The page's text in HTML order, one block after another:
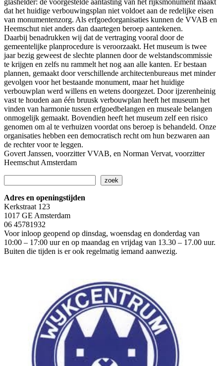
dat het huidige verbouwingsplan niet voldoet aan de redelijke eisen
van monumentenzorg. Als erfgoedorganisaties kunnen de VVAB en
Heemschut niet anders dan daartegen beroep aantekenen.
Daarbij benadrukken wij dat de vertraging vooral door de
gemeentelijke planprocedure is veroorzaakt. Het museum is twee
jaar bezig geweest de slechte plannen door de welstandscommissie
te krijgen en zelfs nu rammelt het nog aan alle kanten. Er bestaan
plannen, gemaakt door verschillende architectenbureaus met minder
gevolgen voor het bestaande monument, maar het huidige
verbouwplan werd willens en wetens doorgezet. Door ijzerenheinig
vast te houden aan één bruusk verbouwplan heeft het museum het
vinden van harmonie tussen erfgoedbelangen en museale belangen
onmogelijk gemaakt. Bovendien heeft het museum zelf een risico
genomen om al te verhuizen voordat ons beroep is behandeld. Onze
organisaties hebben een democratisch recht om hun bezwaren aan
de rechter voor te leggen.
Govert Janssen, voorzitter VVAB, en Norman Vervat, voorzitter
Heemschut Amsterdam
zoek
Adres en openingstijden
Kerkstraat 123
1017 GE Amsterdam
06 45781932
Voor inloop geopend op dinsdag, woensdag en donderdag van
10:00 – 17:00 uur en op maandag en vrijdag van 13.30 – 17.00 uur.
Buiten die tijden is er ook regelmatig iemand aanwezig.